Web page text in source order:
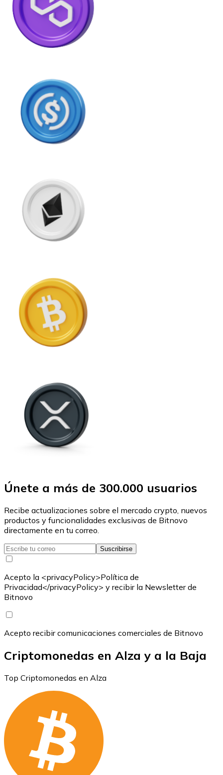
Únete a más de 300.000 usuarios
Recibe actualizaciones sobre el mercado crypto, nuevos
productos y funcionalidades exclusivas de Bitnovo
directamente en tu correo.
Suscribirse
Acepto la <privacyPolicy>Política de
Privacidad</privacyPolicy> y recibir la Newsletter de
Bitnovo
Acepto recibir comunicaciones comerciales de Bitnovo
Criptomonedas en Alza y a la Baja
Top Criptomonedas en Alza